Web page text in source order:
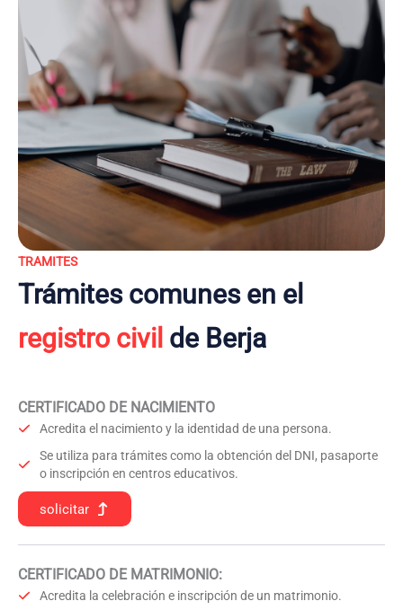
TRAMITES
Trámites comunes en el
registro civil de Berja
CERTIFICADO DE NACIMIENTO
Acredita el nacimiento y la identidad de una persona.
Se utiliza para trámites como la obtención del DNI, pasaporte
o inscripción en centros educativos.
solicitar
CERTIFICADO DE MATRIMONIO:
Acredita la celebración e inscripción de un matrimonio.